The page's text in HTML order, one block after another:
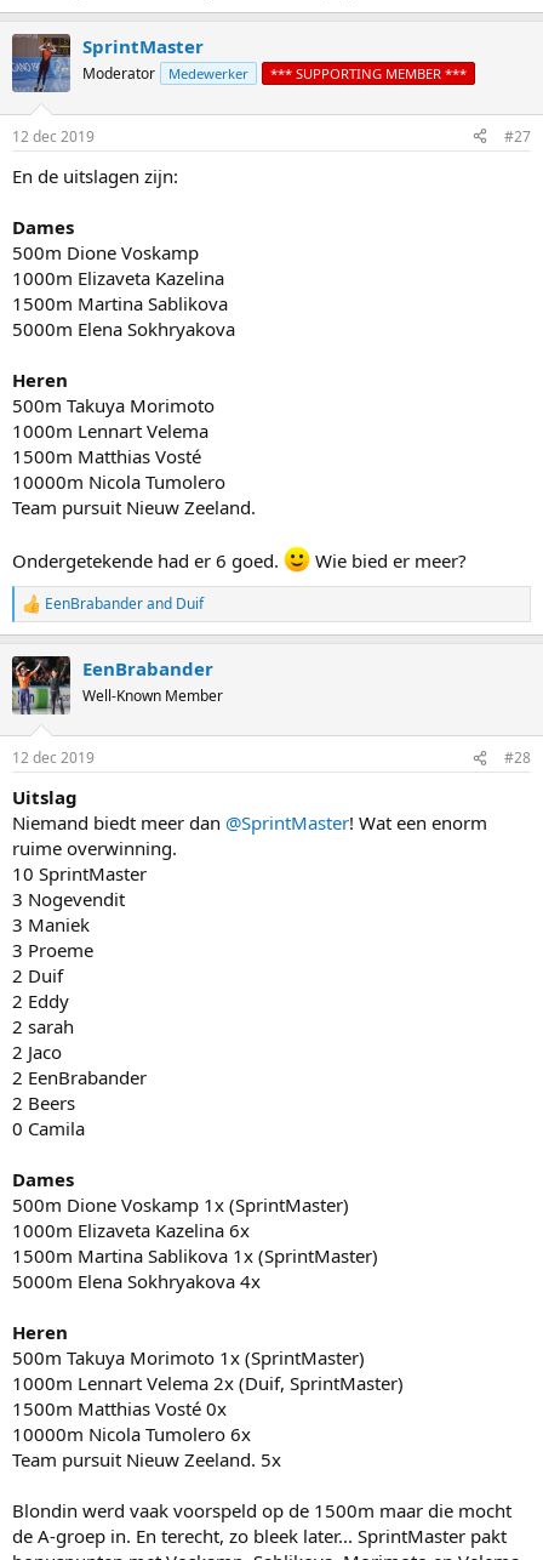
SprintMaster
Moderator Medewerker *** SUPPORTING MEMBER ***
12 dec 2019 #27
En de uitslagen zijn:
Dames
500m Dione Voskamp
1000m Elizaveta Kazelina
1500m Martina Sablikova
5000m Elena Sokhryakova
Heren
500m Takuya Morimoto
1000m Lennart Velema
1500m Matthias Vosté
10000m Nicola Tumolero
Team pursuit Nieuw Zeeland.
Ondergetekende had er 6 goed. Wie bied er meer?
R
e
c
t
i
s
EenBrabanderand Duif
EenBrabander
Well-Known Member
12 dec 2019 #28
Uitslag
Niemand biedt meer dan @SprintMaster! Wat een enorm
ruime overwinning.
10 SprintMaster
3 Nogevendit
3 Maniek
3 Proeme
2 Duif
2 Eddy
2 sarah
2 Jaco
2 EenBrabander
2 Beers
0 Camila
Dames
500m Dione Voskamp 1x (SprintMaster)
1000m Elizaveta Kazelina 6x
1500m Martina Sablikova 1x (SprintMaster)
5000m Elena Sokhryakova 4x
Heren
500m Takuya Morimoto 1x (SprintMaster)
1000m Lennart Velema 2x (Duif, SprintMaster)
1500m Matthias Vosté 0x
10000m Nicola Tumolero 6x
Team pursuit Nieuw Zeeland. 5x
Blondin werd vaak voorspeld op de 1500m maar die mocht
de A-groep in. En terecht, zo bleek later... SprintMaster pakt